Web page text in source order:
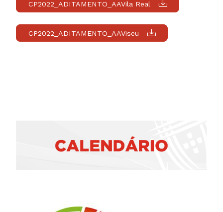
CP2022_ADITAMENTO_AAVila Real
CP2022_ADITAMENTO_AAViseu